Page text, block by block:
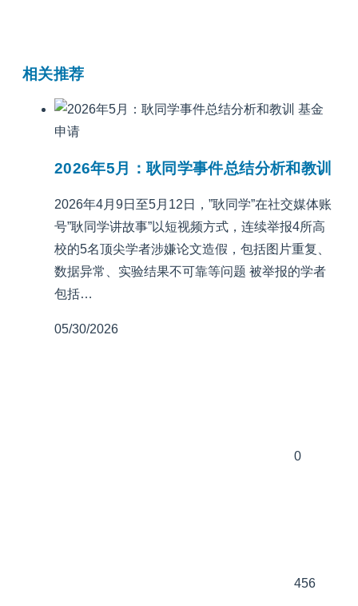
相关推荐
基金
申请
2026年5月：耿同学事件总结分析和教训
2026年4月9日至5月12日，”耿同学”在社交媒体账
号”耿同学讲故事”以短视频方式，连续举报4所高
校的5名顶尖学者涉嫌论文造假，包括图片重复、
数据异常、实验结果不可靠等问题 被举报的学者
包括…
05/30/2026
0
456